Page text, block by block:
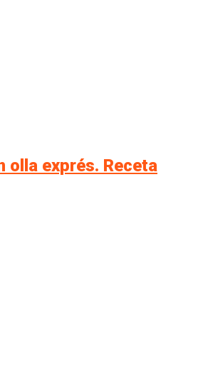
olla exprés. Receta